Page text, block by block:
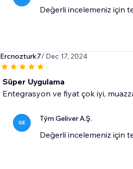
Değerli incelemeniz için
Ercnozturk7/ Dec 17, 2024
Süper Uygulama
Entegrasyon ve fiyat çok iyi,
GE Tým Geliver A.Ş.
Değerli incelemeniz için